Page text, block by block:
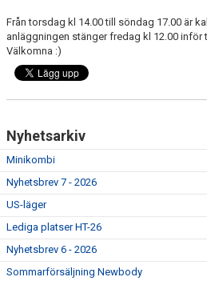
RIDHUSBOKNINGAR
IDEELLT ARBETE
BOTNIA HÄSTKLINIK
SURF-HÄNG
Från torsdag kl 14.00 till söndag 17.00 är
anläggningen stänger fredag kl 12.00 inför
Välkomna :)
Nyhetsarkiv
Minikombi
Nyhetsbrev 7 - 2026
US-läger
Lediga platser HT-26
Nyhetsbrev 6 - 2026
Sommarförsäljning Newbody